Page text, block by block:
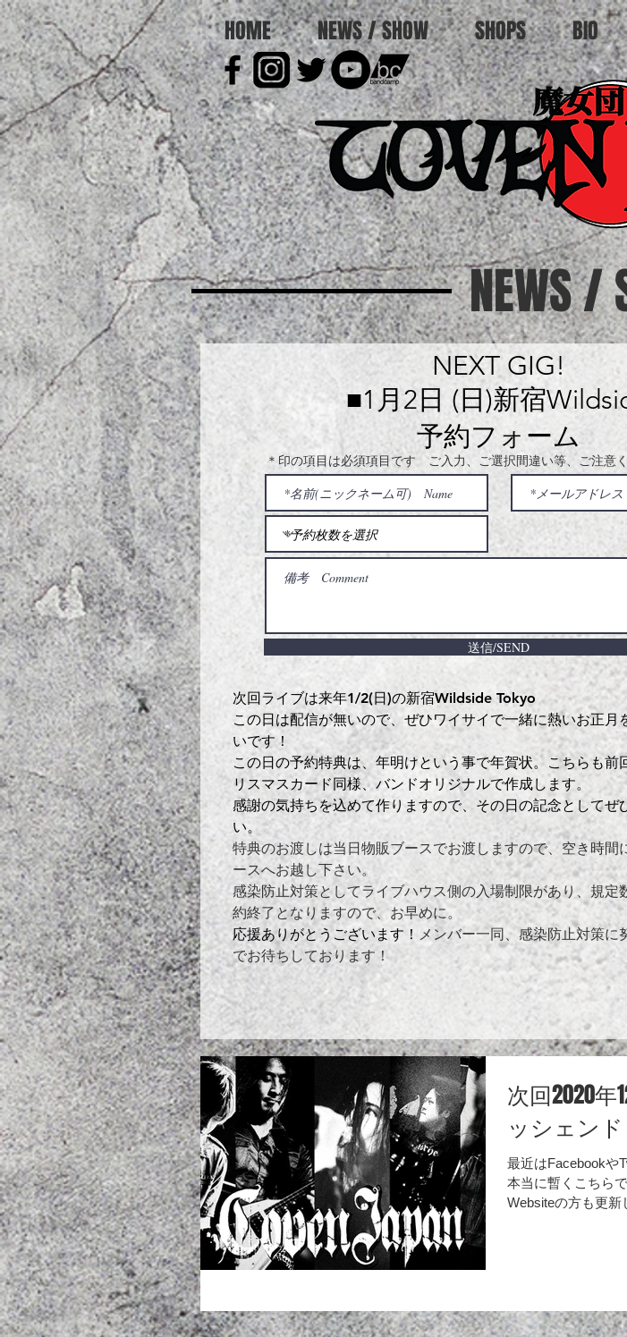
HOME NEWS / SHOW SHOPS BIO
NEWS /
NEXT GIG!
■1月2日 (日)新宿
予約フォーム
＊印の項目は必須項目です ご入力、ご選択間違い等、ご注意
送信/SEND
次回ライブは来年1/2(日)の新宿Wildside Tokyo
この日は配信が無いので、ぜひワイサイで一緒に熱いお正月
いです！
この日の予約特典は、年明けという事で年賀状。こちらも前
リスマスカード同様、バンドオリジナルで作成します。
​感謝の気持ちを込めて作りますので、その日の記念としてぜ
い。
特典のお渡しは当日物販ブースでお渡しますので、空き時間
ースへお越し下さい。
感染防止対策としてライブハウス側の入場制限があり、規定
約終了となりますので、お早めに。
応援ありがとうございます！ メンバー一同、感染防止対策に
でお待ちしております！
次回2020
ッシェンド
最近はFacebookや
本当に暫くこちら
Websiteの方も更新
(水)、吉祥寺クレ